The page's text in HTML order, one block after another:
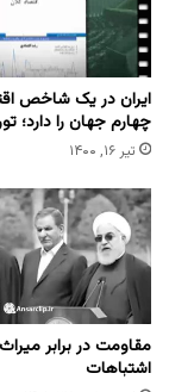
ایران در یک شاخص
چهارم جهان را دارد؛
تیر ۱۶, ۱۴۰۰
مقاومت در برابر
اشتباهات